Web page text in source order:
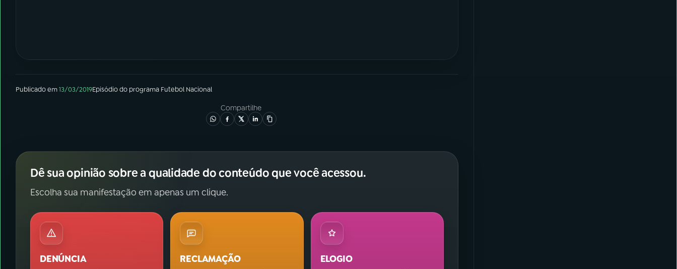
Publicado em13/03/2019Episódiodo programa Futebol Nacional
Compartilhe
Dê sua opinião sobre a qualidade do conteúdo que você acessou.
Escolha sua manifestação em apenas um clique.
DENÚNCIA RECLAMAÇÃO ELOGIO